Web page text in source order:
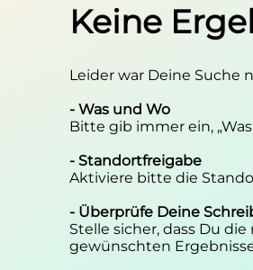
Keine
Leider war Deine Suche
- Was und Wo
Bitte gib immer ein,
- Standortfreigabe
Aktiviere bitte die
- Überprüfe Deine
Stelle sicher, dass Du
gewünschten